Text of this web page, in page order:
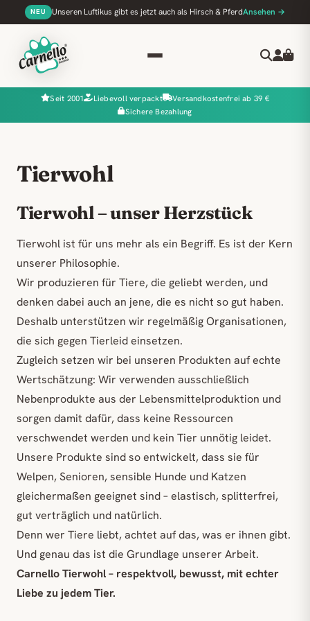
NEU Unseren Luftikus gibt es jetzt auch als Hirsch & PferdAnsehen →
Seit 2001 Liebevoll verpackt
Versandkostenfrei ab 39 €
Sichere Bezahlung
Tierwohl
Tierwohl – unser Herzstück
Tierwohl ist für uns mehr als ein Begriff. Es ist der Kern
unserer Philosophie.
Wir produzieren für Tiere, die geliebt werden, und
denken dabei auch an jene, die es nicht so gut haben.
Deshalb unterstützen wir regelmäßig Organisationen,
die sich gegen Tierleid einsetzen.
Zugleich setzen wir bei unseren Produkten auf echte
Wertschätzung: Wir verwenden ausschließlich
Nebenprodukte aus der Lebensmittelproduktion und
sorgen damit dafür, dass keine Ressourcen
verschwendet werden und kein Tier unnötig leidet.
Unsere Produkte sind so entwickelt, dass sie für
Welpen, Senioren, sensible Hunde und Katzen
gleichermaßen geeignet sind – elastisch, splitterfrei,
gut verträglich und natürlich.
Denn wer Tiere liebt, achtet auf das, was er ihnen gibt.
Und genau das ist die Grundlage unserer Arbeit.
Carnello Tierwohl – respektvoll, bewusst, mit echter
Liebe zu jedem Tier.